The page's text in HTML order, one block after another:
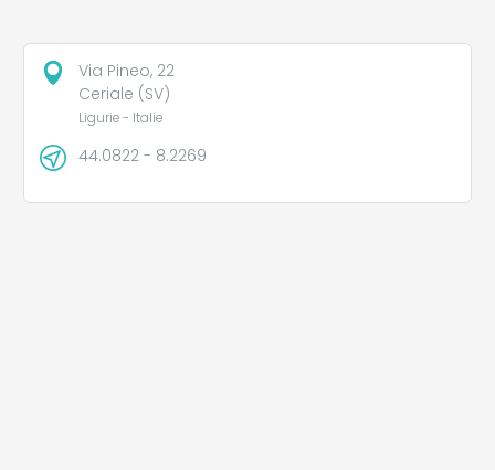
Via Pineo, 22
Ceriale (SV)
Ligurie - Italie
44.0822 - 8.2269